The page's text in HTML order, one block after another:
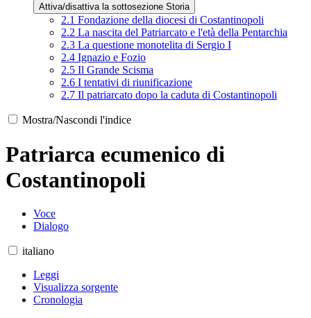
Attiva/disattiva la sottosezione Storia
2.1 Fondazione della diocesi di Costantinopoli
2.2 La nascita del Patriarcato e l'età della Pentarchia
2.3 La questione monotelita di Sergio I
2.4 Ignazio e Fozio
2.5 Il Grande Scisma
2.6 I tentativi di riunificazione
2.7 Il patriarcato dopo la caduta di Costantinopoli
Mostra/Nascondi l'indice
Patriarca ecumenico di
Costantinopoli
Voce
Dialogo
italiano
Leggi
Visualizza sorgente
Cronologia